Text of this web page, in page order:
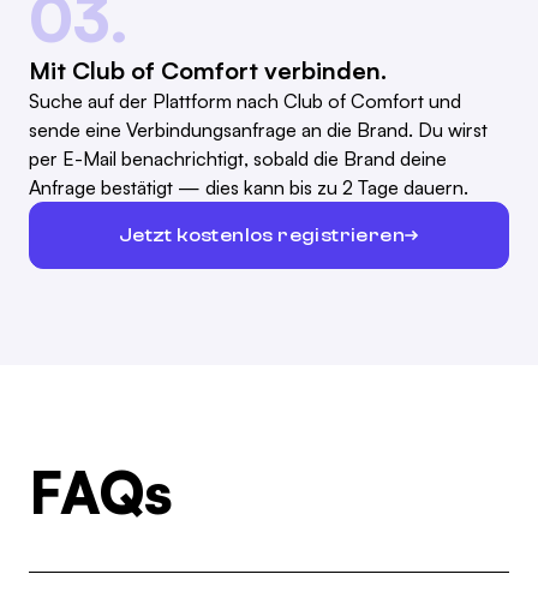
03.
Mit Club of Comfort verbinden.
Suche auf der Plattform nach Club of Comfort und
sende eine Verbindungsanfrage an die Brand. Du wirst
per E-Mail benachrichtigt, sobald die Brand deine
Anfrage bestätigt — dies kann bis zu 2 Tage dauern.
Jetzt kostenlos registrieren
FAQs